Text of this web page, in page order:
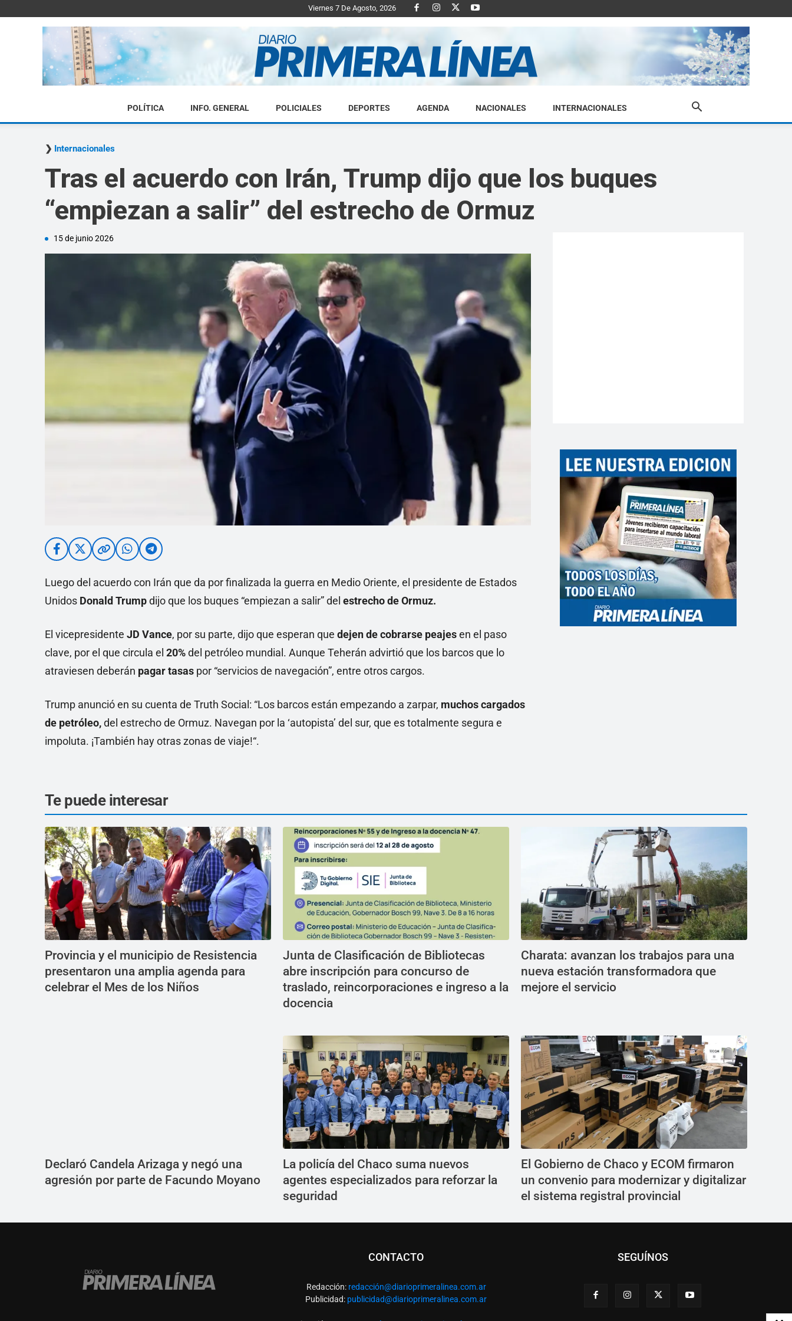
Viernes 7 De Agosto, 2026
Diario
Linea
POLÍTICA INFO. GENERAL POLICIALES DEPORTES AGENDA NACIONALES INTERNACIONALES
Internacionales
Tras el acuerdo con Irán, Trump dijo que los buques
“empiezan a salir” del estrecho de Ormuz
15 de junio 2026
Luego del acuerdo con Irán que da por finalizada la guerra en Medio Oriente, el presidente de Estados
Unidos Donald Trumpdijo que los buques “empiezan a salir” del estrecho de Ormuz.
El vicepresidente JD Vance, por su parte, dijo que esperan que dejen de cobrarse peajesen el paso
clave, por el que circula el 20%del petróleo mundial. Aunque Teherán advirtió que los barcos que lo
atraviesen deberán pagar tasas por “servicios de navegación”, entre otros cargos.
Trump anunció en su cuenta de Truth Social: “Los barcos están empezando a zarpar, muchos cargados
de petróleo,del estrecho de Ormuz. Navegan por la ‘autopista’ del sur, que es totalmente segura e
impoluta. ¡También hay otras zonas de viaje!“.
Te puede interesar
Provincia y el municipio de Resistencia
presentaron una amplia agenda para
celebrar el Mes de los Niños
Junta de Clasificación de Bibliotecas
abre inscripción para concurso de
traslado, reincorporaciones e ingreso a la
docencia
Charata: avanzan los trabajos para una
nueva estación transformadora que
mejore el servicio
Declaró Candela Arizaga y negó una
agresión por parte de Facundo Moyano
La policía del Chaco suma nuevos
agentes especializados para reforzar la
seguridad
El Gobierno de Chaco y ECOM firmaron
un convenio para modernizar y digitalizar
el sistema registral provincial
CONTACTO
Redacción: redacción@diarioprimeralinea.com.ar
Publicidad: publicidad@diarioprimeralinea.com.ar
SEGUÍNOS